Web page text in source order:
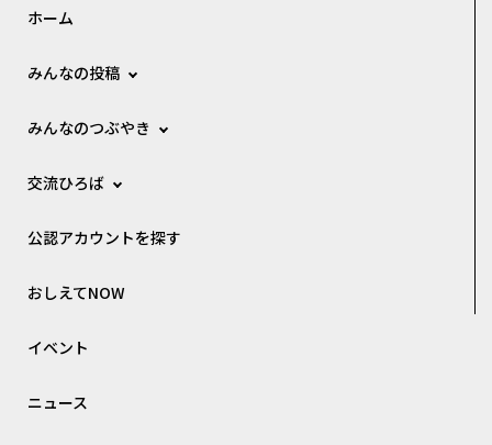
ホーム
みんなの投稿
みんなのつぶやき
交流ひろば
公認アカウントを探す
おしえてNOW
イベント
ニュース